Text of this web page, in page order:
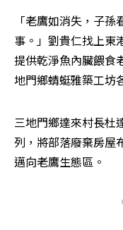
「老鷹如消失，子
事。」劉貴仁找上東
提供乾淨魚內臟餵食
地門鄉蜻蜓雅築工坊
三地門鄉達來村長杜
列，將部落廢棄房屋
邁向老鷹生態區。